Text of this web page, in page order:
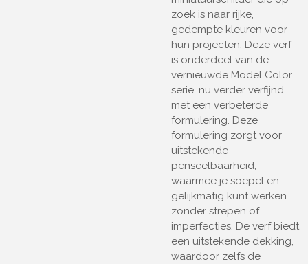
zoek is naar rijke,
gedempte kleuren voor
hun projecten. Deze verf
is onderdeel van de
vernieuwde Model Color
serie, nu verder verfijnd
met een verbeterde
formulering. Deze
formulering zorgt voor
uitstekende
penseelbaarheid,
waarmee je soepel en
gelijkmatig kunt werken
zonder strepen of
imperfecties. De verf biedt
een uitstekende dekking,
waardoor zelfs de